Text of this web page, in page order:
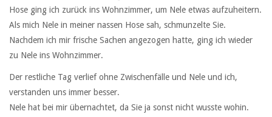
Hose ging ich zurück ins Wohnzimmer, um Nele etwas aufzuheitern.
Als mich Nele in meiner nassen Hose sah, schmunzelte Sie.
Nachdem ich mir frische Sachen angezogen hatte, ging ich wieder
zu Nele ins Wohnzimmer.
Der restliche Tag verlief ohne Zwischenfälle und Nele und ich,
verstanden uns immer besser.
Nele hat bei mir übernachtet, da Sie ja sonst nicht wusste wohin.